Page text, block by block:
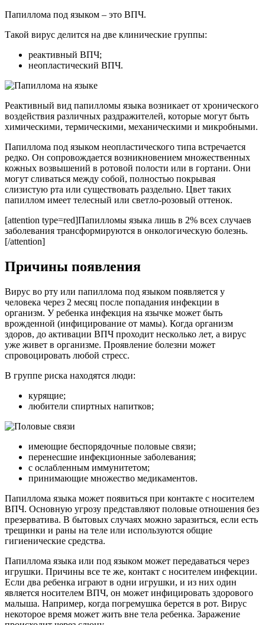
Папиллома под языком – это ВПЧ.
Такой вирус делится на две клинические группы:
реактивный ВПЧ;
неопластический ВПЧ.
Реактивный вид папилломы языка возникает от хронического
воздействия различных раздражителей, которые могут быть
химическими, термическими, механическими и микробными.
Папиллома под языком неопластического типа встречается
редко. Он сопровождается возникновением множественных
кожных возвышений в ротовой полости или в гортани. Они
могут сливаться между собой, полностью покрывая
слизистую рта или существовать раздельно. Цвет таких
папиллом имеет телесный или светло-розовый оттенок.
[attention type=red]Папилломы языка лишь в 2% всех случаев
заболевания трансформируются в онкологическую болезнь.
[/attention]
Причины появления
Вирус во рту или папиллома под языком появляется у
человека через 2 месяц после попадания инфекции в
организм. У ребенка инфекция на язычке может быть
врожденной (инфицирование от мамы). Когда организм
здоров, до активации ВПЧ проходит несколько лет, а вирус
уже живет в организме. Проявление болезни может
спровоцировать любой стресс.
В группе риска находятся люди:
курящие;
любители спиртных напитков;
имеющие беспорядочные половые связи;
перенесшие инфекционные заболевания;
с ослабленным иммунитетом;
принимающие множество медикаментов.
Папиллома языка может появиться при контакте с носителем
ВПЧ. Основную угрозу представляют половые отношения без
презерватива. В бытовых случаях можно заразиться, если есть
трещинки и раны на теле или используются общие
гигиенические средства.
Папиллома языка или под языком может передаваться через
игрушки. Причины все те же, контакт с носителем инфекции.
Если два ребенка играют в одни игрушки, и из них один
является носителем ВПЧ, он может инфицировать здорового
малыша. Например, когда погремушка берется в рот. Вирус
некоторое время может жить вне тела ребенка. Заражение